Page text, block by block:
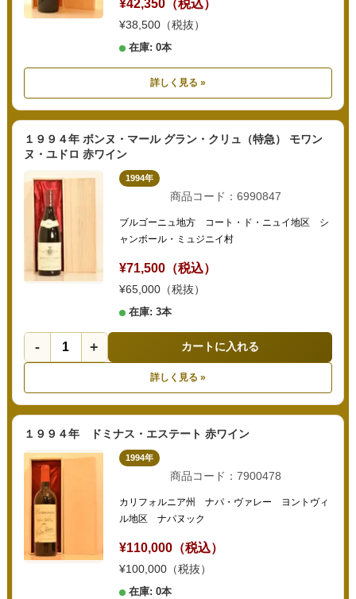
¥42,350（税込）
¥38,500（税抜）
在庫: 0本
詳しく見る »
１９９４年 ボンヌ・マール グラン・クリュ（特急） モワン
ヌ・ユドロ 赤ワイン
1994年
商品コード：6990847
ブルゴーニュ地方 コート・ド・ニュイ地区 シ
ャンボール・ミュジニイ村
¥71,500（税込）
¥65,000（税抜）
在庫: 3本
- + カートに入れる
詳しく見る »
１９９４年 ドミナス・エステート 赤ワイン
1994年
商品コード：7900478
カリフォルニア州 ナパ・ヴァレー ヨントヴィ
ル地区 ナパヌック
¥110,000（税込）
¥100,000（税抜）
在庫: 0本